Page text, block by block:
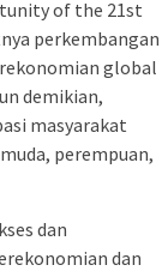
of the 21st
perkembangan
global
demikian,
masyarakat
perempuan,
dan
dan